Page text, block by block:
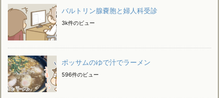
バルトリン腺嚢胞と婦人科受診
3k件のビュー
ポッサムのゆで汁でラーメン
596件のビュー